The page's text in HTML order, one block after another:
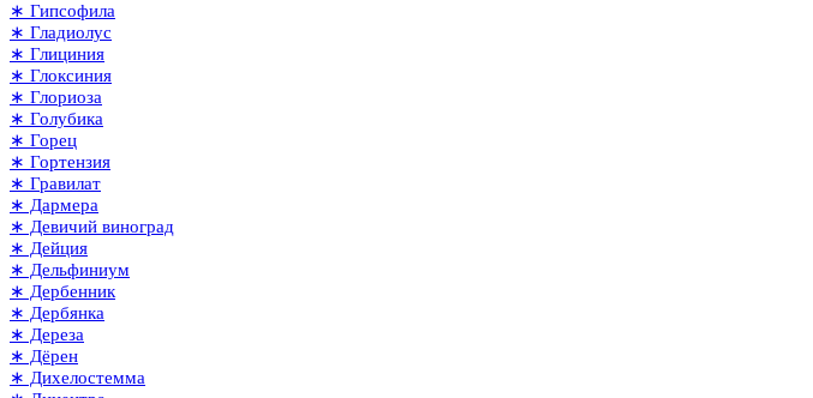
∗ Гипсофила
∗ Гладиолус
∗ Глициния
∗ Глоксиния
∗ Глориоза
∗ Голубика
∗ Горец
∗ Гортензия
∗ Гравилат
∗ Дармера
∗ Девичий виноград
∗ Дейция
∗ Дельфиниум
∗ Дербенник
∗ Дербянка
∗ Дереза
∗ Дёрен
∗ Дихелостемма